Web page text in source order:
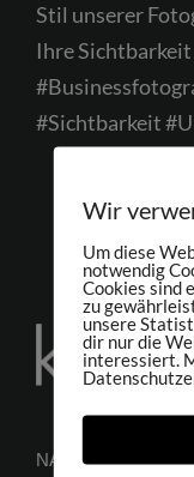
Stil unserer
Ihre Sichtbarkeit
#Sichtbarkeit
NAVIGATION
Wir
Um diese
notwendig
Cookies sind
zu
unsere
dir nur die
interessiert.